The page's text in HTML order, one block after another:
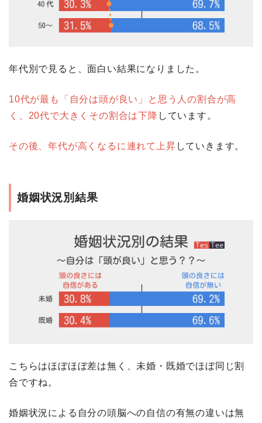
年代別で見ると、面白い結果になりました。
10代が最も「自分は頭が良い」と思う人の割合が高
く、20代で大きくその割合は下降 しています。
その後、年代が高くなるに連れて上昇 していきます。
婚姻状況別結果
こちらはほぼほぼ差は無く、未婚・既婚でほぼ同じ割
合ですね。
婚姻状況による自分の頭脳への自信の有無の違いは無